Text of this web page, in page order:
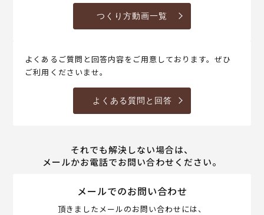
つくり方動画一覧
よくあるご質問と回答内容をご用意しております。ぜひ
ご利用くださいませ。
よくある質問と回答
それでも解決しない場合は、
メールかお電話でお問い合わせください。
メールでのお問い合わせ
頂きましたメールのお問い合わせには、